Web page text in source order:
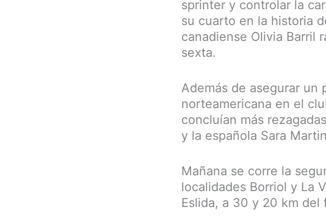
sprinter y controlar la
su cuarto en la historia
canadiense Olivia Barril
sexta.
Además de asegurar un
norteamericana en el
concluían más
y la española Sara
Mañana se corre la
localidades Borriol y La
Eslida, a 30 y 20 km del